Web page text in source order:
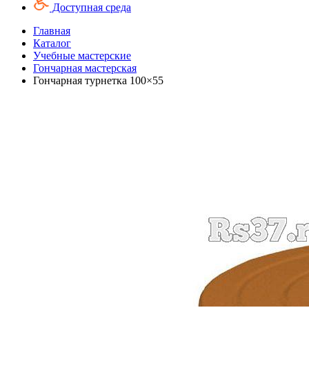
Доступная среда
Главная
Каталог
Учебные мастерские
Гончарная мастерская
Гончарная турнетка 100×55